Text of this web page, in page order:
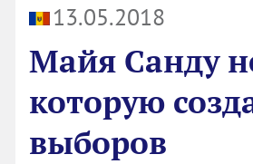
13.05.2018
Майя Санду
которую
выборов